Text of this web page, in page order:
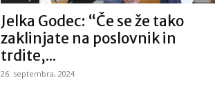
Jelka Godec: “Če se že tako
zaklinjate na poslovnik in
trdite,...
26. septembra, 2024